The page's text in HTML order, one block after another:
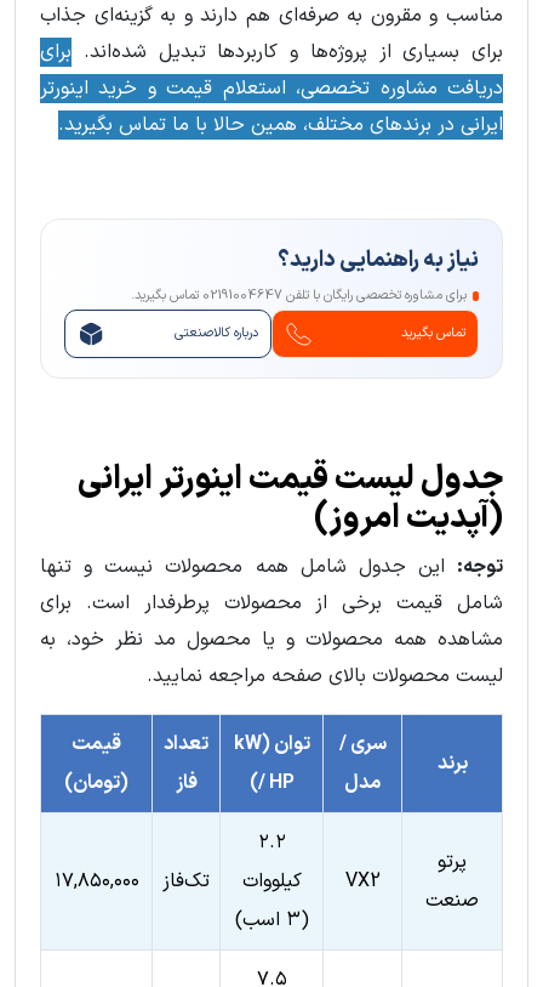
مناسب و مقرون به صرفه‌ای هم دارند و به گزینه‌ای جذاب
برای بسیاری از پروژه‌ها و کاربردها تبدیل شده‌اند. برای
دریافت مشاوره تخصصی، استعلام قیمت و خرید اینورتر
ایرانی در برندهای مختلف، همین حالا با ما تماس بگیرید.
نیاز به راهنمایی دارید؟
برای مشاوره تخصصی رایگان با تلفن 02191004647 تماس بگیرید.
تماس بگیرید
درباره کالاصنعتی
جدول لیست قیمت اینورتر ایرانی
(آپدیت امروز)
توجه: این جدول شامل همه محصولات نیست و تنها
شامل قیمت برخی از محصولات پرطرفدار است. برای
مشاهده همه محصولات و یا محصول مد نظر خود، به
لیست محصولات بالای صفحه مراجعه نمایید.
برند
سری /
مدل
توان (kW
/ HP)
تعداد
فاز
قیمت
(تومان)
پرتو
صنعت
VX2
۲.۲
کیلووات
(۳ اسب)
تک‌فاز ۱۷,۸۵۰,۰۰۰
۷.۵